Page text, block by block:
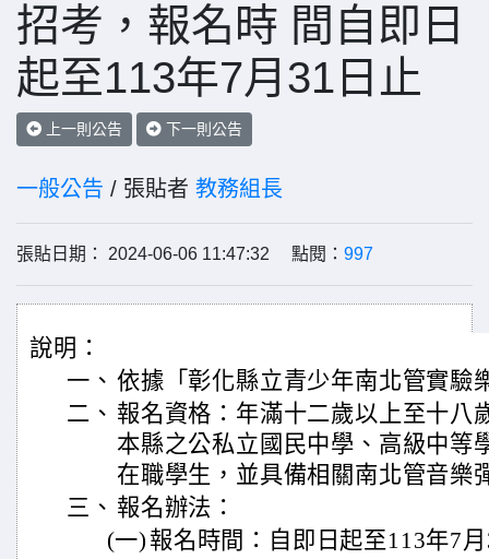
招考，報名時 間自即日
起至113年7月31日止
上一則公告 下一則公告
一般公告 / 張貼者 教務組長
張貼日期： 2024-06-06 11:47:32 點閱： 997
說明：
一、 依據「彰化縣立青少年南北管實驗
二、 報名資格：年滿十二歲以上至十八
本縣之公私立國民中學、高級中等
在職學生，並具備相關南北管音樂
三、 報名辦法：
(一) 報名時間：自即日起至113年7